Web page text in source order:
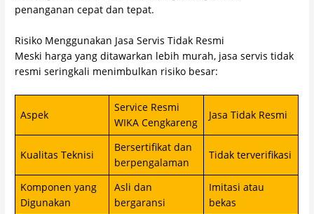
penanganan cepat dan tepat.
Risiko Menggunakan Jasa Servis Tidak Resmi
Meski harga yang ditawarkan lebih murah, jasa servis tidak
resmi seringkali menimbulkan risiko besar:
Aspek
Service Resmi
WIKA Cengkareng
Jasa Tidak Resmi
Kualitas Teknisi
Bersertifikat dan
berpengalaman
Tidak terverifikasi
Komponen yang
Digunakan
Asli dan
bergaransi
Imitasi atau
bekas